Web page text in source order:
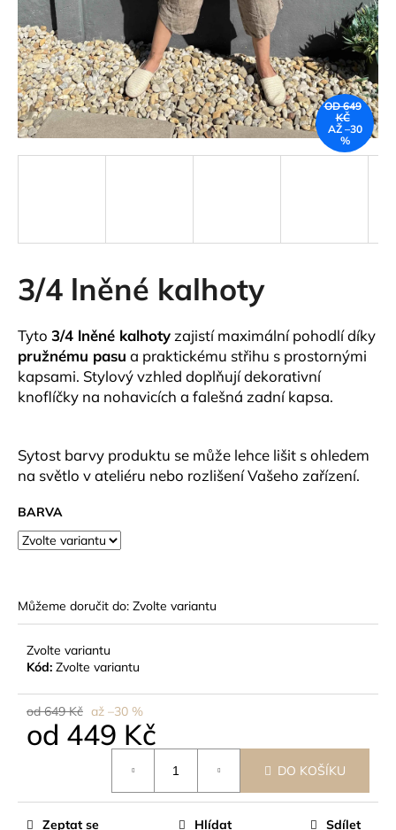
3/4 lněné kalhoty
Tyto 3/4 lněné kalhotyzajistí maximální pohodlí díky
pružnému pasu a praktickému střihu s prostornými
kapsami. Stylový vzhled doplňují dekorativní
knoflíčky na nohavicích a falešná zadní kapsa.
Sytost barvy produktu se může lehce lišit s ohledem
na světlo v ateliéru nebo rozlišení Vašeho zařízení.
BARVA
Můžeme doručit do: Zvolte variantu
Zvolte variantu
Kód: Zvolte variantu
od 649 Kč až –30 %
od 449 Kč
DO KOŠÍKU
Zeptat se Hlídat Sdílet
OD 649
KČ
AŽ –30
%
a
j
í
t
?
D
o
o
r
u
č
e
m